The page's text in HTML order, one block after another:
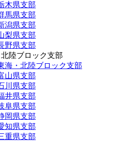
木県支部
馬県支部
潟県支部
梨県支部
野県支部
陸ブロック支部
海・北陸ブロック支部
山県支部
川県支部
井県支部
阜県支部
岡県支部
知県支部
重県支部